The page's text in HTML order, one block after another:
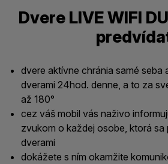
Dvere LIVE WIFI
dvere aktívne chránia samé seba
dverami 24hod. denne, a to za
až 180°
cez váš mobil vás naživo
zvukom o každej osobe, ktorá sa
dverami
dokážete s ním okamžite